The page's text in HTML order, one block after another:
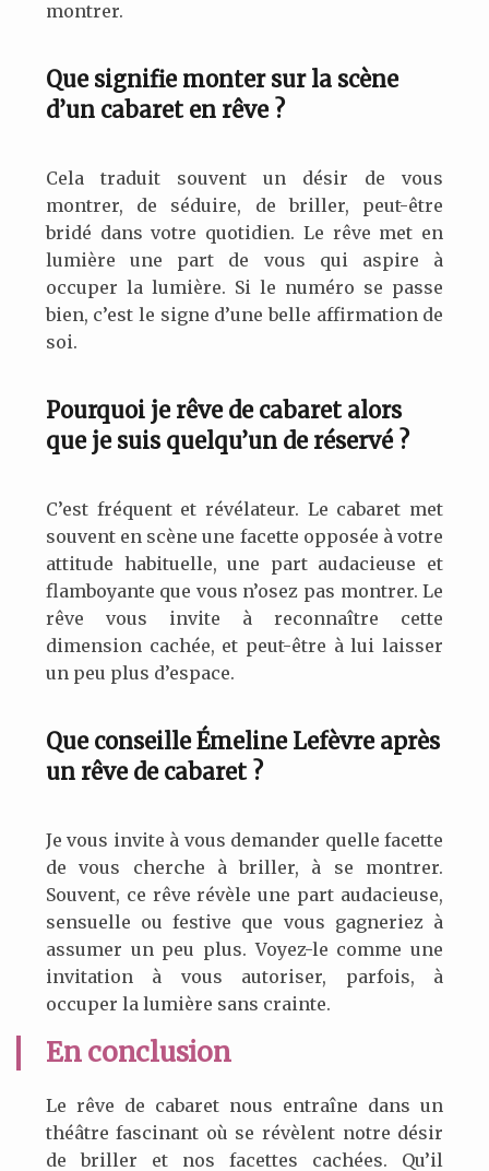
montrer.
Que signifie monter sur la scène
d’un cabaret en rêve ?
Cela traduit souvent un désir de vous
montrer, de séduire, de briller, peut-être
bridé dans votre quotidien. Le rêve met en
lumière une part de vous qui aspire à
occuper la lumière. Si le numéro se passe
bien, c’est le signe d’une belle affirmation de
soi.
Pourquoi je rêve de cabaret alors
que je suis quelqu’un de réservé ?
C’est fréquent et révélateur. Le cabaret met
souvent en scène une facette opposée à votre
attitude habituelle, une part audacieuse et
flamboyante que vous n’osez pas montrer. Le
rêve vous invite à reconnaître cette
dimension cachée, et peut-être à lui laisser
un peu plus d’espace.
Que conseille Émeline Lefèvre après
un rêve de cabaret ?
Je vous invite à vous demander quelle facette
de vous cherche à briller, à se montrer.
Souvent, ce rêve révèle une part audacieuse,
sensuelle ou festive que vous gagneriez à
assumer un peu plus. Voyez-le comme une
invitation à vous autoriser, parfois, à
occuper la lumière sans crainte.
En conclusion
Le rêve de cabaret nous entraîne dans un
théâtre fascinant où se révèlent notre désir
de briller et nos facettes cachées. Qu’il